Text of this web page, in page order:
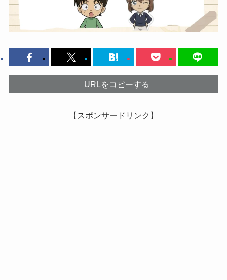
URLをコピーする
【スポンサードリンク】